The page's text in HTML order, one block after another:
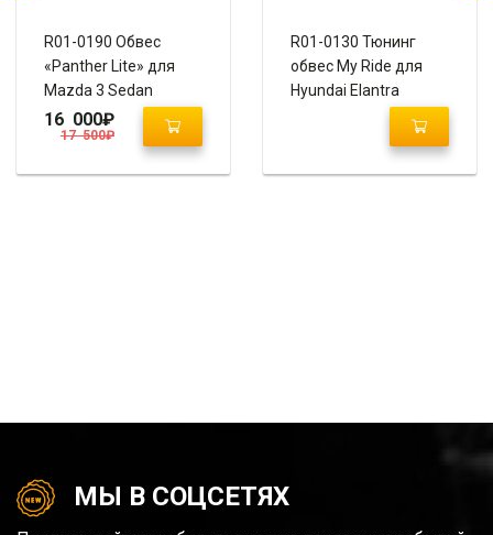
R01-0190 Обвес
«Panther Lite» для
Mazda 3 Sedan
17 500₽
16 000₽
R01-0130 Тюнинг
обвес My Ride для
Hyundai Elantra
Avante MD / Хендай
МЫ В СОЦСЕТЯХ